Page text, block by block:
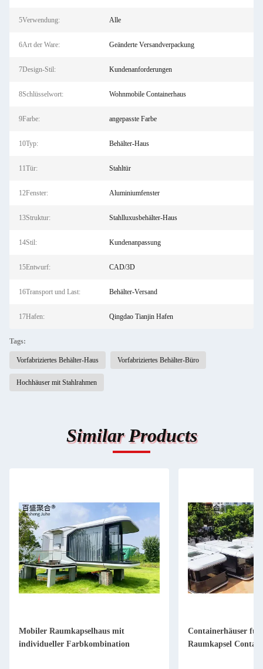
5Verwendung: Alle
6Art der Ware: Geänderte Versandverpackung
7Design-Stil: Kundenanforderungen
8Schlüsselwort: Wohnmobile Containerhaus
9Farbe: angepasste Farbe
10Typ: Behälter-Haus
11Tür: Stahltür
12Fenster: Aluminiumfenster
13Struktur: Stahlluxusbehälter-Haus
14Stil: Kundenanpassung
15Entwurf: CAD/3D
16Transport und Last: Behälter-Versand
17Hafen: Qingdao Tianjin Hafen
Tags:
Vorfabriziertes Behälter-Haus Vorfabriziertes Behälter-Büro
Hochhäuser mit Stahlrahmen
Similar Products
Mobiler Raumkapselhaus mit
individueller Farbkombination
Containerhäuser für
Raumkapsel